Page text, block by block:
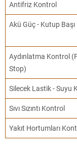
Antifriz Kontrol
Akü Güç - Kutup Başı
Aydınlatma Kontrol
Stop)
Silecek Lastik - Suyu
Sıvı Sızıntı Kontrol
Yakıt Hortumları